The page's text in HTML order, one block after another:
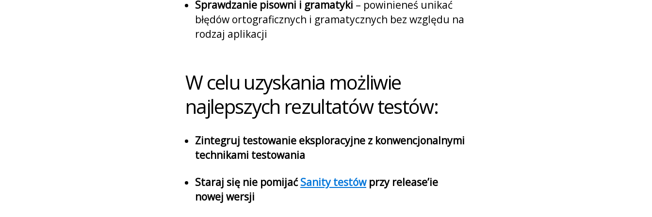
Sprawdzanie pisowni i gramatyki – powinieneś unikać
błędów ortograficznych i gramatycznych bez względu na
rodzaj aplikacji
W celu uzyskania możliwie
najlepszych rezultatów testów:
Zintegruj testowanie eksploracyjne z konwencjonalnymi
technikami testowania
Staraj się nie pomijaćSanity testówprzy release’ie
nowej wersji